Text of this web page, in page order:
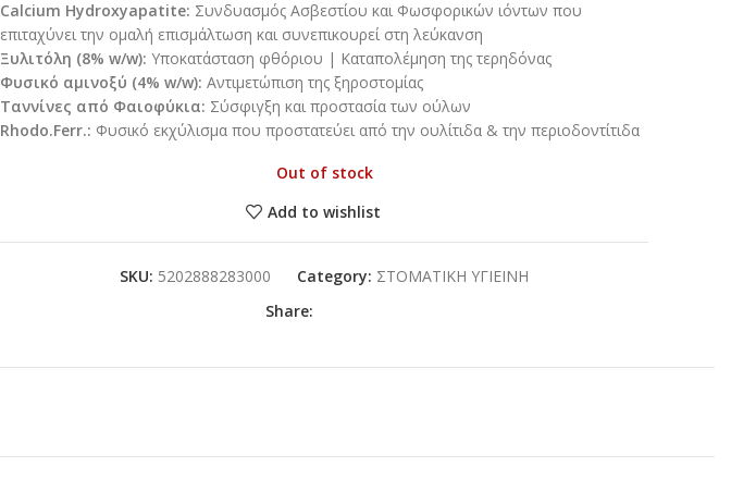
Calcium Hydroxyapatite: Συνδυασμός Ασβεστίου και Φωσφορικών ιόντων που
επιταχύνει την ομαλή επισμάλτωση και συνεπικουρεί στη λεύκανση
Ξυλιτόλη (8% w/w): Υποκατάσταση φθόριου | Καταπολέμηση της τερηδόνας
Φυσικό αμινοξύ (4% w/w): Αντιμετώπιση της ξηροστομίας
Ταννίνες από Φαιοφύκια: Σύσφιγξη και προστασία των ούλων
Rhodo.Ferr.: Φυσικό εκχύλισμα που προστατεύει από την ουλίτιδα & την περιοδοντίτιδα
Out of stock
Add to wishlist
SKU: 5202888283000 Category: ΣΤΟΜΑΤΙΚΗ ΥΓΙΕΙΝΗ
Share: